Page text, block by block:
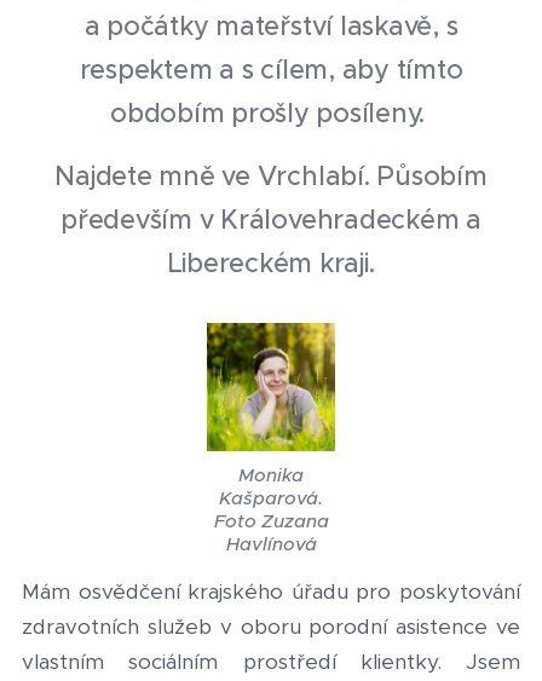
a počátky mateřství laskavě, s
respektem a s cílem, aby tímto
obdobím prošly posíleny.
Najdete mně ve Vrchlabí. Působím
především v Královehradeckém a
Libereckém kraji.
Monika
Kašparová.
Foto Zuzana
Havlínová
Mám osvědčení krajského úřadu pro poskytování
zdravotních služeb v oboru porodní asistence ve
vlastním sociálním prostředí klientky. Jsem